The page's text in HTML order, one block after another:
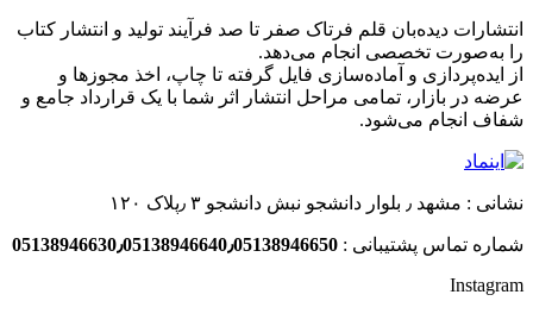
انتشارات دیده‌بان قلم فرتاک صفر تا صد فرآیند تولید و انتشار کتاب
را به‌صورت تخصصی انجام می‌دهد.
از ایده‌پردازی و آماده‌سازی فایل گرفته تا چاپ، اخذ مجوزها و
عرضه در بازار، تمامی مراحل انتشار اثر شما با یک قرارداد جامع و
شفاف انجام می‌شود.
نشانی : مشهد ٫ بلوار دانشجو نبش دانشجو ۳ ٫پلاک ۱۲۰
شماره تماس پشتیبانی : 05138946630٫05138946640٫05138946650
Instagram